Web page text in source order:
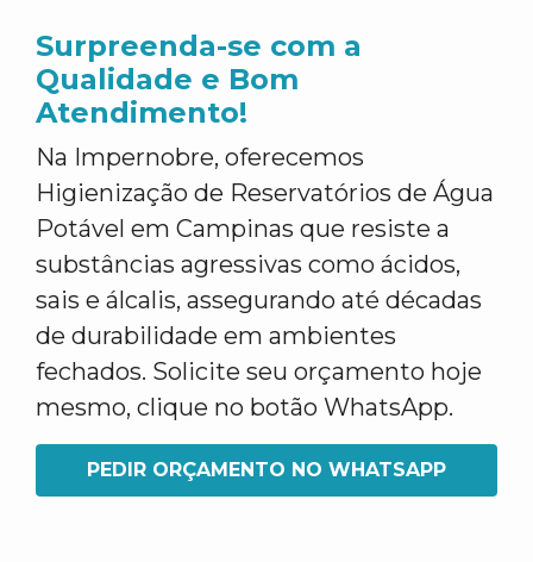
Surpreenda-se com a
Qualidade e Bom
Atendimento!
Na Impernobre, oferecemos
Higienização de Reservatórios de Água
Potável em Campinas que resiste a
substâncias agressivas como ácidos,
sais e álcalis, assegurando até décadas
de durabilidade em ambientes
fechados. Solicite seu orçamento hoje
mesmo, clique no botão WhatsApp.
PEDIR ORÇAMENTO NO WHATSAPP